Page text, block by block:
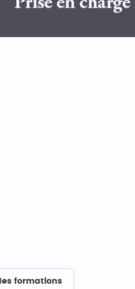
formations